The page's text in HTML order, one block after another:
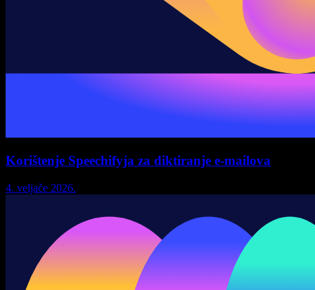
Korištenje Speechifyja za diktiranje e-mailova
4. veljače 2026.